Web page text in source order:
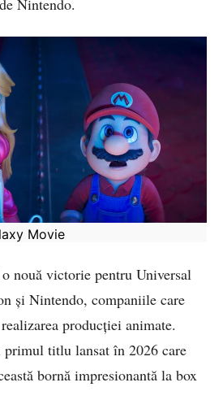
Movie
nouă victorie pentru Universal
și Nintendo, companiile care
producției animate.
titlu lansat în 2026 care
bornă impresionantă la box